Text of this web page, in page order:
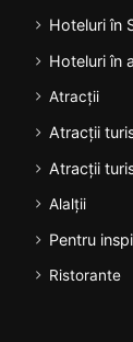
Hoteluri în
Hoteluri în
Atracţii
Atracţii
Atracţii
Alalții
Pentru
Ristorante